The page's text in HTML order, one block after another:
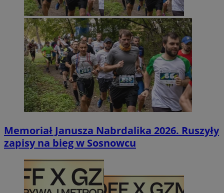
Memoriał Janusza Nabrdalika 2026. Ruszyły
zapisy na bieg w Sosnowcu